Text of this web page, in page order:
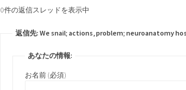
0件の返信スレッドを表示中
返信先: We snail; actions, problem; neuroanatomy
あなたの情報:
お名前 (必須)